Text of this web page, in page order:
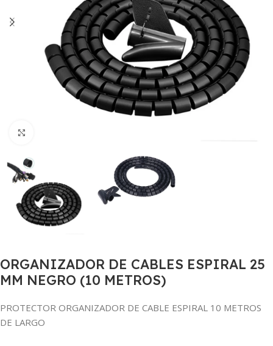
ORGANIZADOR DE CABLES ESPIRAL 25
MM NEGRO (10 METROS)
PROTECTOR ORGANIZADOR DE CABLE ESPIRAL 10 METROS
DE LARGO